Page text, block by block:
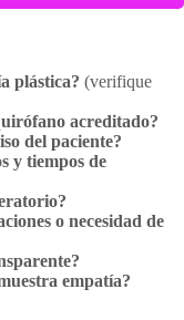
plástica? (verifique
acreditado?
del paciente?
y tiempos de
o necesidad de
empatía?